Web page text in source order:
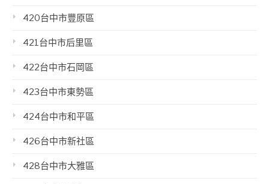
420台中市豐原區
421台中市后里區
422台中市石岡區
423台中市東勢區
424台中市和平區
426台中市新社區
428台中市大雅區